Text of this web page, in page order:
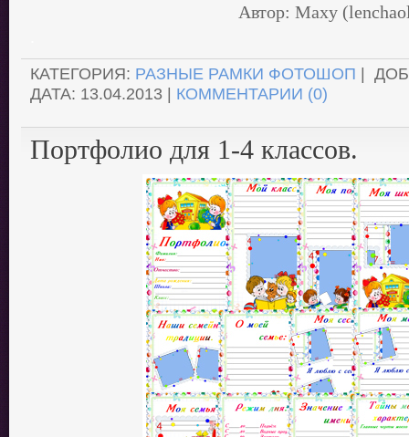
Автор: Maxy
КАТЕГОРИЯ: РАЗНЫЕ РАМКИ ФОТОШОП |
ДАТА: 13.04.2013 | КОММЕНТАРИИ (0)
Портфолио для 1-4 классов.